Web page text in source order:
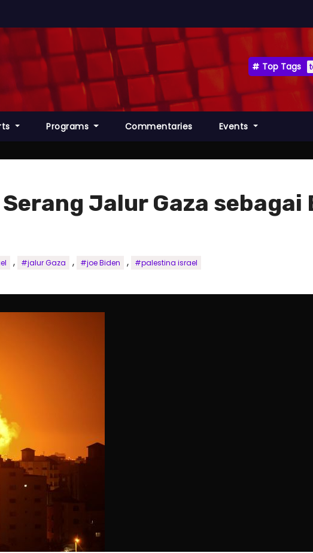
Top Tags
Programs Commentaries Events
Jalur Gaza sebagai
, #jalur Gaza , #joe Biden , #palestina israel